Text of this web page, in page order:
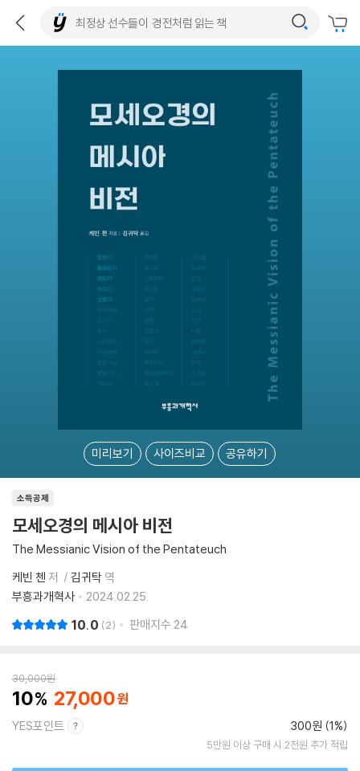
미리보기 사이즈비교 공유하기
소득공제
모세오경의 메시아 비전
The Messianic Vision of the Pentateuch
케빈 첸 저 김귀탁 역
부흥과개혁사
2024.02.25.
10.0 2 판매지수 24
30,000원
10 27,000
YES포인트 300원 (1%)
5만원 이상 구매 시 2천원 추가 적립